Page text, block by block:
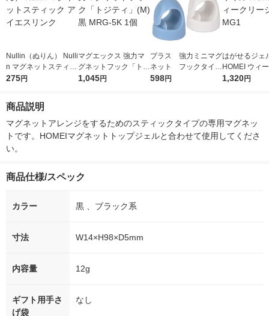
Nullin（ぬりん） Nulli
n マグネットスティッ
ク アイエスリンク
275円
マグエックス 強力マ
グネットフック「トジ
ティ」(M)黒 MRG-5K
1,045円
プラス 強力ミニマグ
ネット フックタイ
プ Lサイズ ミック
598円
はがせるジェ
HOMEI ウィ
ジェル MG1
1,320円
商品説明
マグネットアレンジをするためのスティックタイプの専用マグネッ
トです。HOMEIマグネットトップジェルと合わせて使用してくださ
い。
商品仕様/スペック
カラー 黒 、ブラック系
寸法 W14×H98×D5mm
内容量 12g
ギフト用手さ
げ袋
なし